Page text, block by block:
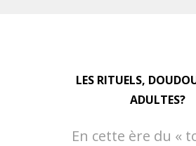
LES RITUELS,
ADULTES?
En cette ère du «